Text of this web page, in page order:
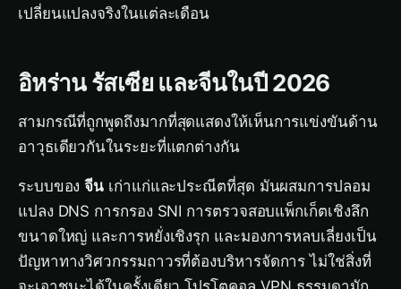
เปลี่ยนแปลงจริงในแต่ละเดือน
อิหร่าน รัสเซีย และจีนในปี 2026
สามกรณีที่ถูกพูดถึงมากที่สุดแสดงให้เห็นการแข่งขันด้าน
อาวุธเดียวกันในระยะที่แตกต่างกัน
ระบบของจีน เก่าแก่และประณีตที่สุด มันผสมการปลอม
แปลง DNS การกรอง SNI การตรวจสอบแพ็กเก็ตเชิงลึก
ขนาดใหญ่ และการหยั่งเชิงรุก และมองการหลบเลี่ยงเป็น
ปัญหาทางวิศวกรรมถาวรที่ต้องบริหารจัดการ ไม่ใช่สิ่งที่